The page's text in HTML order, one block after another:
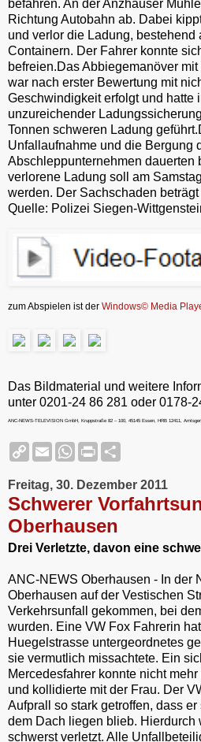
y
befahren. An der Anzhäuser
Richtung Autobahn ab. Dabei
und verlor die Ladung, bestehend
Containern. Der Fahrer konnte
befreien.Das Abbiegemanöver
war nach erster Bewertung mit
Geschwindigkeit erfolgt und hatte
unzureichender
Tonnen schweren Ladung
Unfallaufnahme und die Bergung
Abschleppunternehmen dauerten
verlorene Ladung soll am
werden. Der Sachschaden
Quelle: Polizei Siegen-
zum Abspielen ist der Windows© Media
Das Bildmaterial und weitere
unter 0201-24 86 281 oder 0178-
ANC-NEWS-TELEVISION GmbH, Kruppstraße 82 – 100, 45145 Essen, HRB 12411,
C
o
y
L
i
n
k
E
m
i
W
h
t
s
A
p
p
r
n
t
F
r
i
e
d
l
y
r
e
Freitag, 30. Dezember 2011
Schwerer
Oberhausen
Drei Verletzte, davon eine
ANC-NEWS Oberhausen - In der
Oberhausen auf der Vestischen
Verkehrsunfall gekommen, bei
wurden. Eine VW Fox Fahrerin
Huegelstrasse untergeordnetes
sie vermutlich missachtete. Ein
Mercedesfahrer konnte nicht
und kollidierte mit der Frau. Der
Aufprall so stark getroffen, dass
dem Dach liegen blieb. Hierdurch
schwerst verletzt. Alle